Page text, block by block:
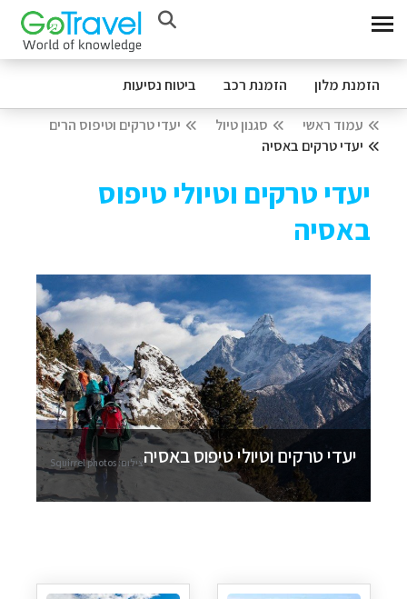
הזמנת מלון הזמנת רכב ביטוח נסיעות
עמוד ראשי סגנון טיול
יעדי טרקים וטיפוס הרים
יעדי טרקים באסיה
יעדי טרקים וטיולי טיפוס
באסיה
יעדי טרקים וטיולי טיפוס באסיהצילום: Squirrel photos